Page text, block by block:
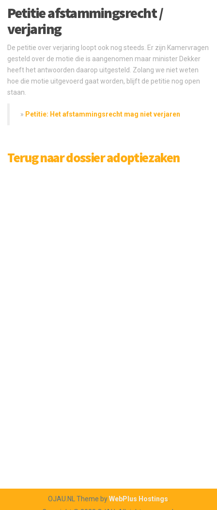
Petitie afstammingsrecht /
verjaring
De petitie over verjaring loopt ook nog steeds. Er zijn Kamervragen
gesteld over de motie die is aangenomen maar minister Dekker
heeft het antwoorden daarop uitgesteld. Zolang we niet weten
hoe die motie uitgevoerd gaat worden, blijft de petitie nog open
staan.
» Petitie: Het afstammingsrecht mag niet verjaren
Terug naar dossier adoptiezaken
OJAU.NL Theme byWebPlus Hostings